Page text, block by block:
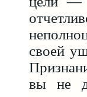
своей
вы не